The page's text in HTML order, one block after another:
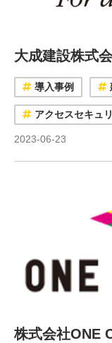
大成建設株式
導入事例
アクセスセキュ
2023-06-23
株式会社ONE